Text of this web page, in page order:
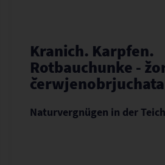
Kranich. Karpfen.
Rotbauchunke -
Naturvergnügen in der